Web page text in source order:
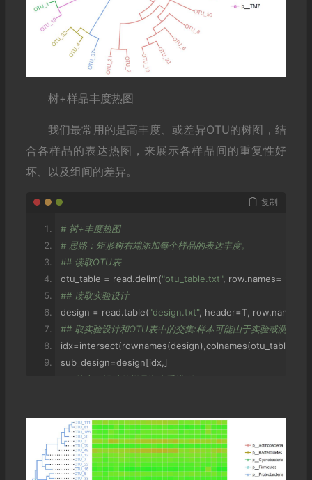
树+样品丰度热图
我们最常用的是高丰度、或差异OTU的树图，结
合各样品的表达热图，来展示各样品间的重复性好
坏、以及组间的差异。
复制
# 树+丰度热图
# 思路：矩形树右端添加每个样品的表达丰度。
## 读取OTU表
otu_table = read.delim("otu_table.txt", row.names= 1
## 读取实验设计
design = read.table("design.txt", header=T, row.names
## 取实验设计和OTU表中的交集:样本可能由于实验或测序量
idx=intersect(rownames(design),colnames(otu_table
sub_design=design[idx,]
## 按实验设计的样品顺序重排列
norm = t(t(otu_table)/colSums(otu_table
## 筛选树中OTU对应的数据
tax_per = norm[rownames(tax),]